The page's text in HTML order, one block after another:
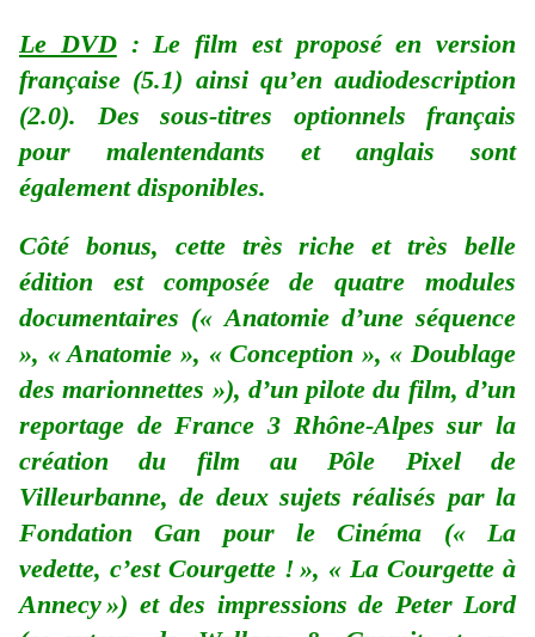
Le DVD: Le film est proposé en version
française (5.1) ainsi qu’en audiodescription
(2.0). Des sous-titres optionnels français
pour malentendants et anglais sont
également disponibles.
Côté bonus, cette très riche et très belle
édition est composée de quatre modules
documentaires (« Anatomie d’une séquence
», « Anatomie », « Conception », « Doublage
des marionnettes »), d’un pilote du film, d’un
reportage de France 3 Rhône-Alpes sur la
création du film au Pôle Pixel de
Villeurbanne, de deux sujets réalisés par la
Fondation Gan pour le Cinéma (« La
vedette, c’est Courgette ! », « La Courgette à
Annecy ») et des impressions de Peter Lord